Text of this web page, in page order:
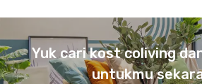
Yuk cari kost coliving
untukmu